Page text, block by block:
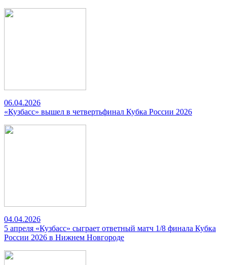
06.04.2026
«Кузбасс» вышел в четвертьфинал Кубка России 2026
04.04.2026
5 апреля «Кузбасс» сыграет ответный матч 1/8 финала Кубка
России 2026 в Нижнем Новгороде